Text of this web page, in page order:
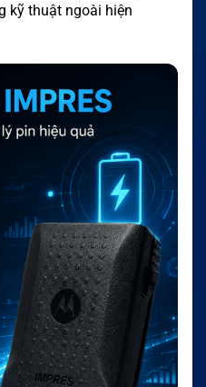
kỹ thuật ngoài hiện